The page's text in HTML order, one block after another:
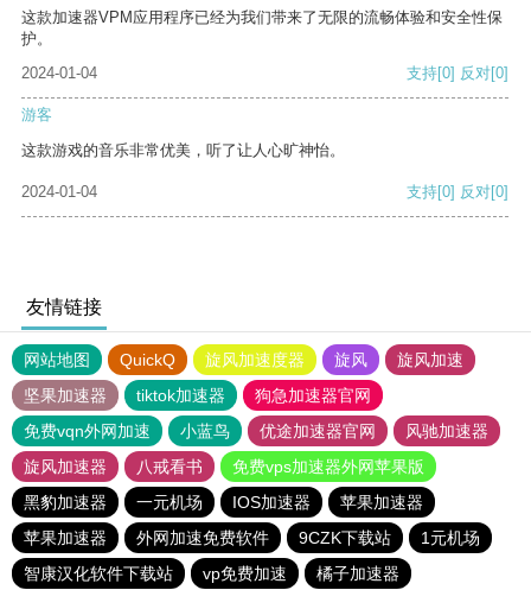
这款加速器VPM应用程序已经为我们带来了无限的流畅体验和安全性保
护。
2024-01-04
支持[0] 反对[0]
游客
这款游戏的音乐非常优美，听了让人心旷神怡。
2024-01-04 支持[0] 反对[0]
友情链接
网站地图 QuickQ 旋风加速度器 旋风
旋风加速
坚果加速器
tiktok加速器
狗急加速器官网
免费vqn外网加速
小蓝鸟 优途加速器官网
风驰加速器
旋风加速器
八戒看书
免费vps加速器外网苹果版
黑豹加速器
一元机场 IOS加速器
苹果加速器
苹果加速器
外网加速免费软件 9CZK下载站
1元机场
智康汉化软件下载站
vp免费加速 橘子加速器